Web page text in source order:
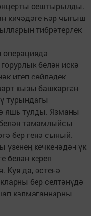
оештырылды.
кичәдәге һәр чыгыш
тибрәтерлек
операциядә
белән искә
итеп сөйләдек.
кызы башкарган
турындагы
яшь тулды. Язманы
тәмамлыйсы
бер генә сыный.
үзенең кечкенәдән үк
белән кереп
Куя да, өстенә
бер селтәнүдә
калмаганнарны